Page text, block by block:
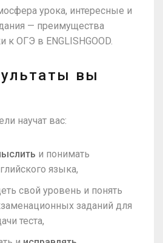
урока, интересные и
— преимущества
к ОГЭ в ENGLISHGOOD.
вы
научат вас:
и понимать
языка,
свой уровень и понять
заданий для
теста,